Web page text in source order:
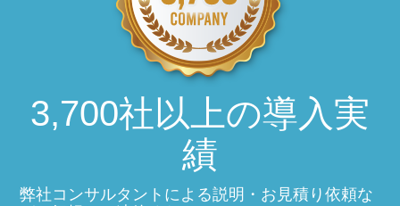
3,700社以上の導入実
績
弊社コンサルタントによる説明・お見積り依頼な